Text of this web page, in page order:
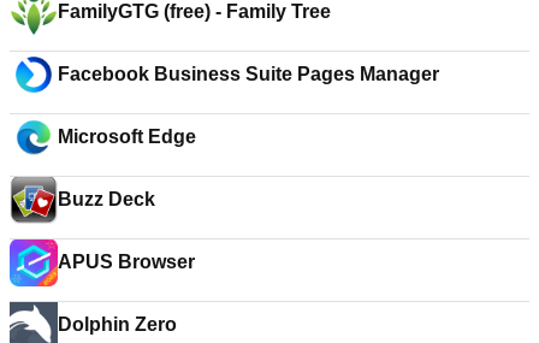
FamilyGTG (free) - Family Tree
Facebook Business Suite Pages Manager
Microsoft Edge
Buzz Deck
APUS Browser
Dolphin Zero